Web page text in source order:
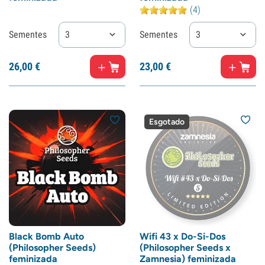
Sementes 3
26,00€
(4)
Sementes 3
23,00€
Black Bomb Auto
(Philosopher Seeds)
feminizada
Esgotado
Wifi 43 x Do-Si-Dos
(Philosopher Seeds x
Zamnesia) feminizada